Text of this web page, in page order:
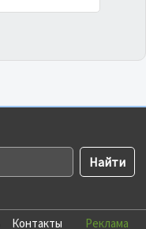
Контакты Реклама